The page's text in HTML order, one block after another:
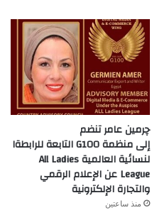
چرمين عامر تنضم
إلى منظمة G100 التابعة للرابطةا
لنسائية العالمية All Ladies
League عن الإعلام الرقمي
والتجارة الإلكترونية
منذ ساعتين